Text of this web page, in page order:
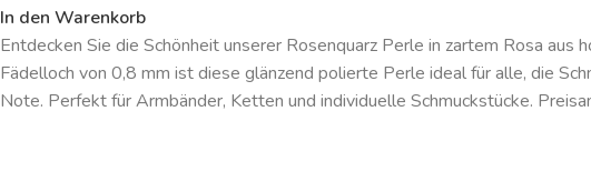
In den Warenkorb
Entdecken Sie die Schönheit unserer Rosenquarz Perle in zartem Rosa
Fädelloch von 0,8 mm ist diese glänzend polierte Perle ideal für alle, die
Note. Perfekt für Armbänder, Ketten und individuelle Schmuckstücke.